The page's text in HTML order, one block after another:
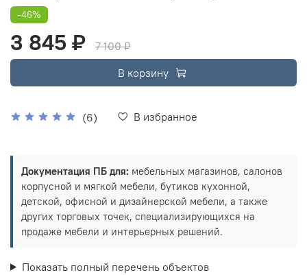
(6) В избранное
-46%
3 845 ₽
7 100 ₽
В корзину
Документация ПБ для: мебельных магазинов, салонов
корпусной и мягкой мебели, бутиков кухонной,
детской, офисной и дизайнерской мебели, а также
других торговых точек, специализирующихся на
продаже мебели и интерьерных решений.
Показать полный перечень объектов